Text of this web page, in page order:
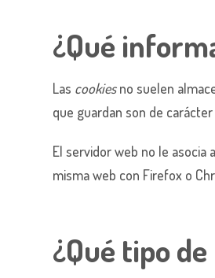
¿Qué
Las cookiesno suelen
que guardan son de
El servidor web no le asocia
misma web con Firefox o
¿Qué tipo de